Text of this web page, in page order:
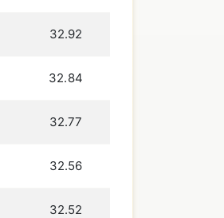
32.92
32.84
32.77
32.56
32.52